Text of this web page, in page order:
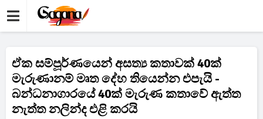
ඒක සම්පූර්ණයෙන් අසත්‍ය කතාවක් 40ක්
මැරුණානම් මෘත දේහ තියෙන්න එපැයි -
බන්ධනාගාරයේ 40ක් මැරුණ කතාවේ ඇත්ත
නැත්ත නලින්ද එළි කරයි